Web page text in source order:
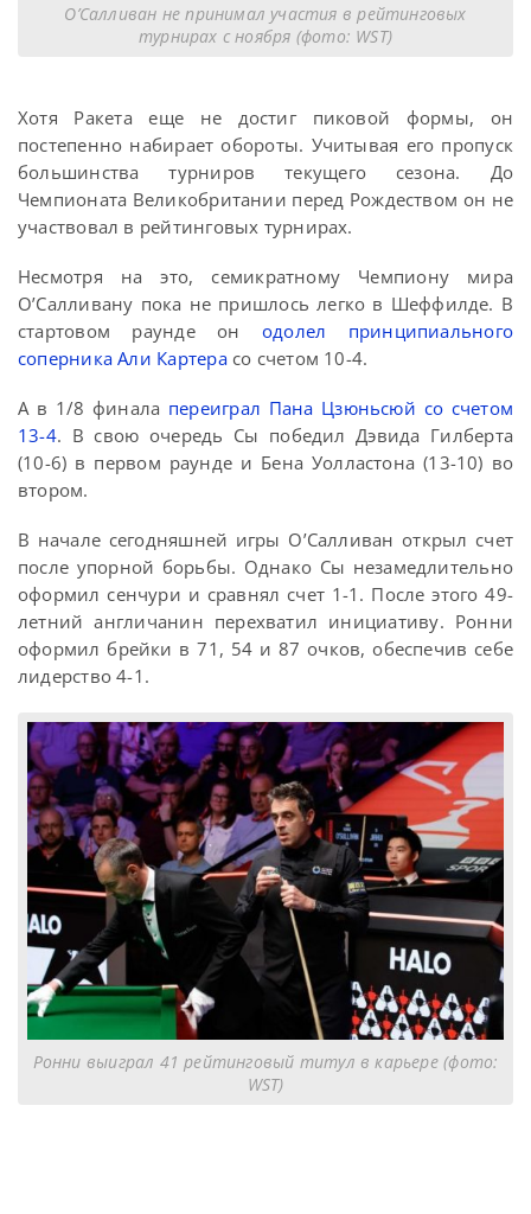
О’Салливан не принимал участия в рейтинговых
турнирах с ноября (фото: WST)
Хотя Ракета еще не достиг пиковой формы, он
постепенно набирает обороты. Учитывая его пропуск
большинства турниров текущего сезона. До
Чемпионата Великобритании перед Рождеством он не
участвовал в рейтинговых турнирах.
Несмотря на это, семикратному Чемпиону мира
О’Салливану пока не пришлось легко в Шеффилде. В
стартовом раунде он одолел принципиального
соперника Али Картерасо счетом 10-4.
А в 1/8 финала переиграл Пана Цзюньсюй со счетом
13-4. В свою очередь Сы победил Дэвида Гилберта
(10-6) в первом раунде и Бена Уолластона (13-10) во
втором.
В начале сегодняшней игры О’Салливан открыл счет
после упорной борьбы. Однако Сы незамедлительно
оформил сенчури и сравнял счет 1-1. После этого 49-
летний англичанин перехватил инициативу. Ронни
оформил брейки в 71, 54 и 87 очков, обеспечив себе
лидерство 4-1.
Ронни выиграл 41 рейтинговый титул в карьере (фото:
WST)